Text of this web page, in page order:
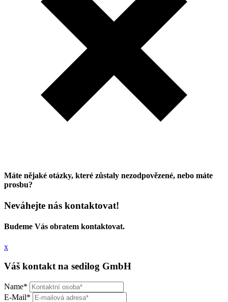
Máte nějaké otázky, které zůstaly nezodpovězené, nebo máte
prosbu?
Neváhejte nás kontaktovat!
Budeme Vás obratem kontaktovat.
x
Váš kontakt na sedilog GmbH
Name*
E-Mail*